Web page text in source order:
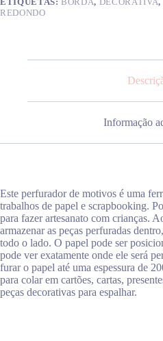
REDONDO
Informação
Este perfurador de motivos é uma
trabalhos de papel e scrapbooking.
para fazer artesanato com crianças.
armazenar as peças perfuradas
todo o lado. O papel pode ser
pode ver exatamente onde ele será
furar o papel até uma espessura de
para colar em cartões, cartas,
peças decorativas para espalhar.